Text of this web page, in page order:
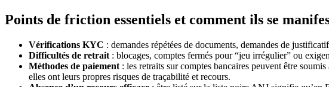
Points de friction essentiels et comment ils se
Vérifications KYC : demandes répétées de documents, demandes de
Difficultés de retrait : blocages, comptes fermés pour “jeu irrégulier” ou
Méthodes de paiement : les retraits sur comptes bancaires peuvent être
elles ont leurs propres risques de traçabilité et recours.